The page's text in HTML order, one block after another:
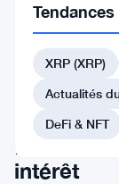
DU BITCOIN
fort
intérêt
Tendances
XRP (XRP)
Actualités
DeFi & NFT